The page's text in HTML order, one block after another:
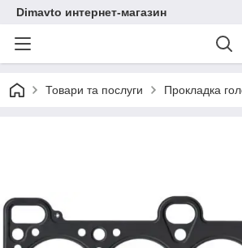
Dimavto интернет-магазин
Товари та послуги Прокладка